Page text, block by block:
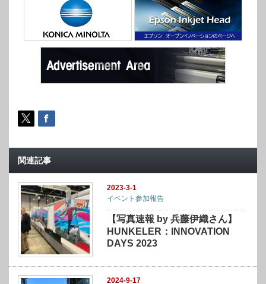
関連記事
2023-3-1
イベント参加報告
【写真速報 by 兵藤伊織さん】
HUNKELER：INNOVATION
DAYS 2023
2024-9-17